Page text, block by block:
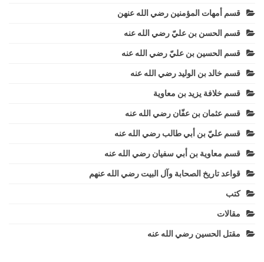
قسم أمهات المؤمنين رضي الله عنهن
قسم الحسن بن عليّ رضي الله عنه
قسم الحسين بن عليّ رضي الله عنه
قسم خالد بن الوليد رضي الله عنه
قسم خلافة يزيد بن معاوية
قسم عثمان بن عفّان رضي الله عنه
قسم عليّ بن أبي طالب رضي الله عنه
قسم معاوية بن أبي سفيان رضي الله عنه
قواعد تاريخ الصحابة وآل البيت رضي الله عنهم
كتب
مقالات
مقتل الحسين رضي الله عنه